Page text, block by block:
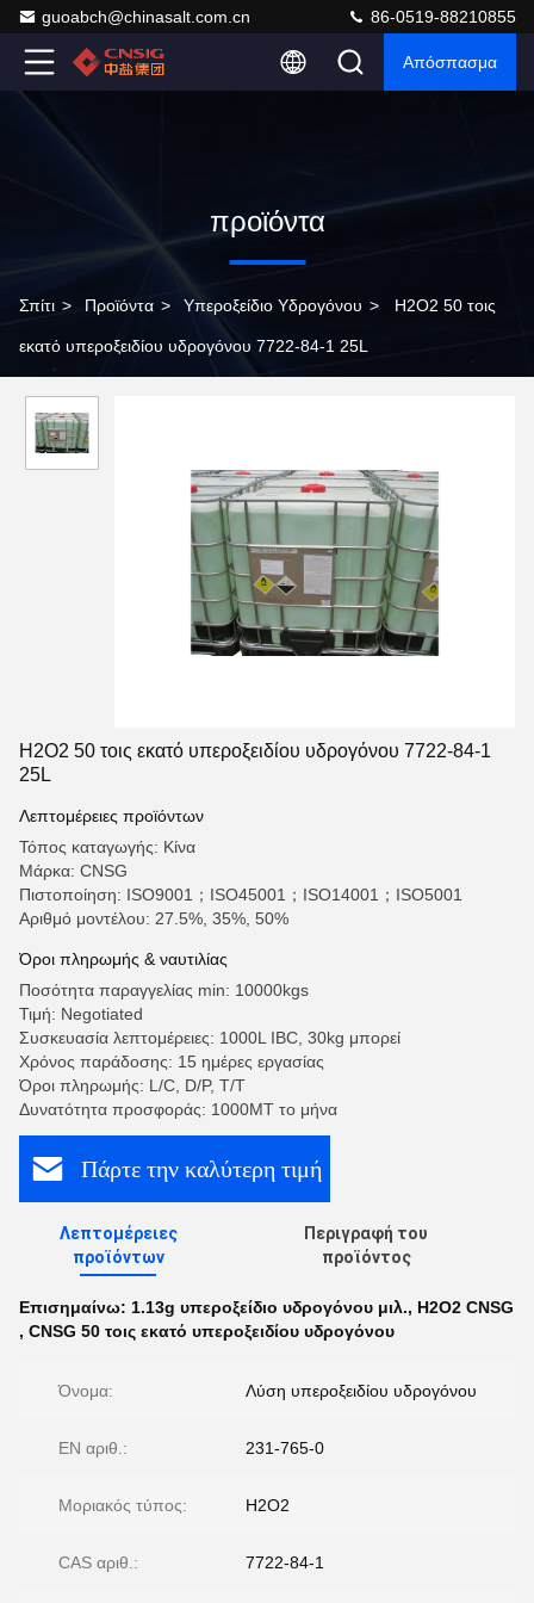
guoabch@chinasalt.com.cn 86-0519-88210855
Απόσπασμα
προϊόντα
Σπίτι > Προϊόντα > Υπεροξείδιο Υδρογόνου > H2O2 50 τοις
εκατό υπεροξειδίου υδρογόνου 7722-84-1 25L
H2O2 50 τοις εκατό υπεροξειδίου υδρογόνου 7722-84-1
25L
Λεπτομέρειες προϊόντων
Τόπος καταγωγής: Κίνα
Μάρκα: CNSG
Πιστοποίηση: ISO9001；ISO45001；ISO14001；ISO5001
Αριθμό μοντέλου: 27.5%, 35%, 50%
Όροι πληρωμής & ναυτιλίας
Ποσότητα παραγγελίας min: 10000kgs
Τιμή: Negotiated
Συσκευασία λεπτομέρειες: 1000L IBC, 30kg μπορεί
Χρόνος παράδοσης: 15 ημέρες εργασίας
Όροι πληρωμής: L/C, D/P, T/T
Δυνατότητα προσφοράς: 1000MT το μήνα
Πάρτε την καλύτερη τιμή
Λεπτομέρειες
προϊόντων
Περιγραφή του
προϊόντος
Επισημαίνω: 1.13g υπεροξείδιο υδρογόνου μιλ., H2O2 CNSG
, CNSG 50 τοις εκατό υπεροξειδίου υδρογόνου
Όνομα: Λύση υπεροξειδίου υδρογόνου
EN αριθ.: 231-765-0
Μοριακός τύπος: H2O2
CAS αριθ.: 7722-84-1